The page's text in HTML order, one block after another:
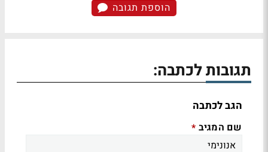
הוספת תגובה
תגובות לכתבה:
הגב לכתבה
שם המגיב *